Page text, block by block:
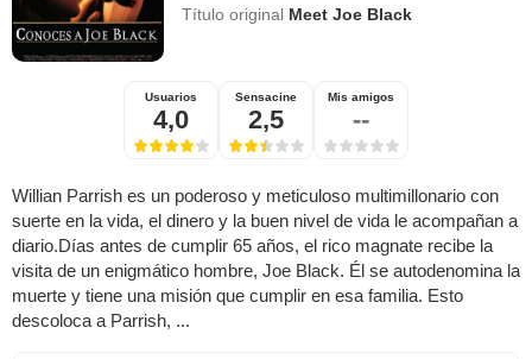
Título original Meet Joe Black
Usuarios
4,0
Sensacine
2,5
Mis amigos
--
Willian Parrish es un poderoso y meticuloso multimillonario con
suerte en la vida, el dinero y la buen nivel de vida le acompañan a
diario.Días antes de cumplir 65 años, el rico magnate recibe la
visita de un enigmático hombre, Joe Black. Él se autodenomina la
muerte y tiene una misión que cumplir en esa familia. Esto
descoloca a Parrish, ...